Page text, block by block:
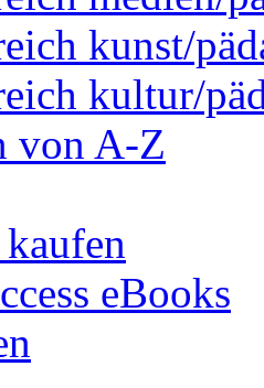
kunst/
kultur/
von A-Z
eBooks